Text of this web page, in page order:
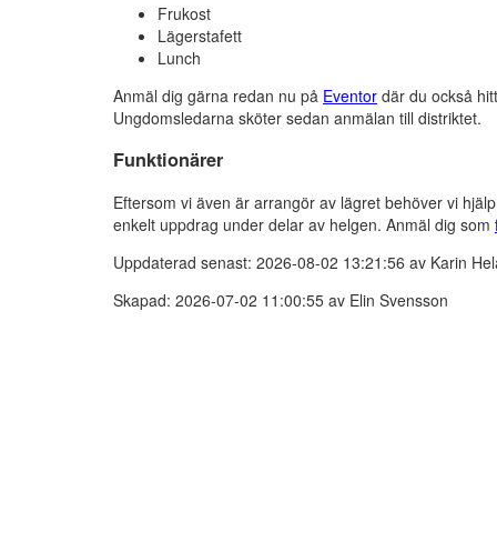
Frukost
Lägerstafett
Lunch
Anmäl dig gärna redan nu på Eventor där du också
Ungdomsledarna sköter sedan anmälan till distriktet.
Funktionärer
Eftersom vi även är arrangör av lägret behöver vi
enkelt uppdrag under delar av helgen. Anmäl dig som
Uppdaterad senast: 2026-08-02 13:21:56 av Karin
Skapad: 2026-07-02 11:00:55 av Elin Svensson